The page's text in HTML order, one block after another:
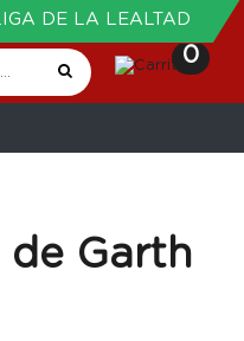
DE LA LEALTAD
0
Garth